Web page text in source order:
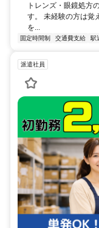
トレンズ・眼鏡処方
す。 未経験の方は覚
を...
固定時間制 交通費支給 駅
派遣社員